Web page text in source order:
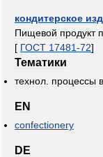
кондитерское
Пищевой продукт
[ ГОСТ 17481-72]
Тематики
технол процессы в
EN
confectionery
DE